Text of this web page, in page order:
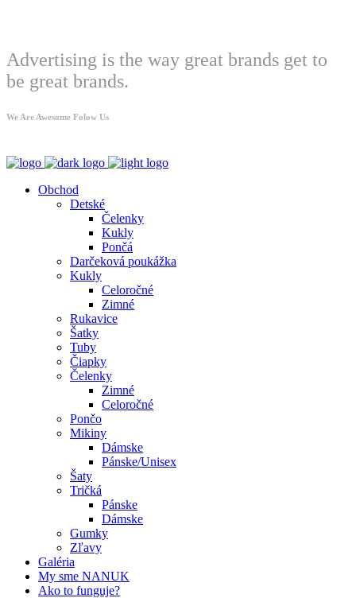
Advertising is the way great brands get to
be great brands.
We Are Awesome Folow Us
Obchod
Detské
Čelenky
Kukly
Pončá
Darčeková poukážka
Kukly
Celoročné
Zimné
Rukavice
Šatky
Tuby
Čiapky
Čelenky
Zimné
Celoročné
Pončo
Mikiny
Dámske
Pánske/Unisex
Šaty
Tričká
Pánske
Dámske
Gumky
Zľavy
Galéria
My sme NANUK
Ako to funguje?